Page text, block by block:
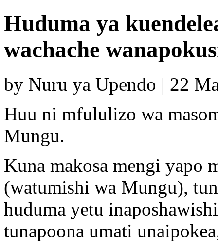
Huduma ya
wachache
by Nuru ya Upendo | 22
Huu ni mfululizo wa
Mungu.
Kuna makosa mengi yapo
(watumishi wa Mungu),
huduma yetu
tunapoona umati